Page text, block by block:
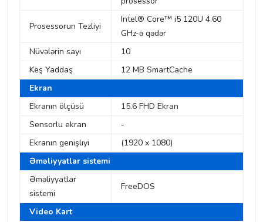
Prosessorun Tezliyi
Intel® Core™ i5 120U 4.60
GHz-ə qədər
Nüvələrin sayı
10
Keş Yaddaş
12 MB SmartCache
Ekran
Ekranın ölçüsü
15.6 FHD Ekran
Sensorlu ekran
-
Ekranın genişlıyi
(1920 x 1080)
Əməliyyatlar sistemi
Əməliyyatlar
sistemi
FreeDOS
Video Kart